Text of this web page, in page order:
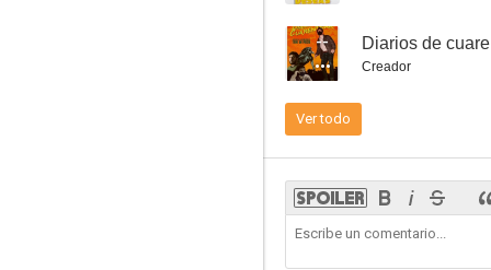
6.3
-- Diarios de
Creador
Ver todo